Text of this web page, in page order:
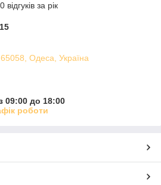
за рік
Одеса, Україна
09:00 до 18:00
роботи